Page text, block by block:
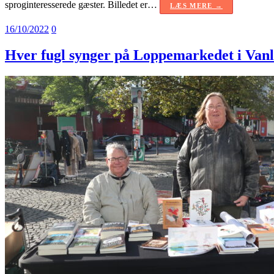
sproginteresserede gæster. Billedet er… LÆS MERE →
16/10/2022 0
Hver fugl synger på Loppemarkedet i